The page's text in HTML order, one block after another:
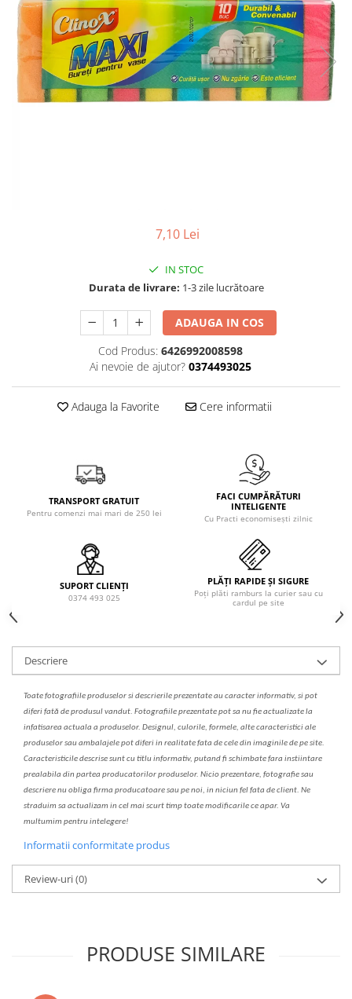
Detergent pardoseala
Detergent toaleta
Echipamente de curăţenie
Folie aluminiu,folie alimentara
Solutie de indepartat rugina si
Indepartarea parului
Ingrijirea buzei
Lotiune de corp
Pachete de cadouri
Produse pentru curatarea tenului
Sapun lichid, sapun
pentru par, masca de par
7,10 Lei
IN STOC
Durata de livrare: 1-3 zile lucrătoare
ADAUGA IN COS
Cod Produs: 6426992008598
Ai nevoie de ajutor? 0374493025
Adauga la Favorite Cere informatii
TRANSPORT GRATUIT
Pentru comenzi mai mari de 250 lei
FACI CUMPĂRĂTURI
INTELIGENTE
Cu Practi economisești zilnic
SUPORT CLIENȚI
0374 493 025
PLĂȚI RAPIDE ȘI SIGURE
Poți plăti ramburs la curier sau cu
cardul pe site
Descriere
Toate fotografiile produselorsidescrierileprezentate au caracter informativ, si pot
diferi fată de produsul vandut. Fotografiile prezentate pot sa nu fie actualizate la
infatisarea actuala a produselor. Designul, culorile, formele, alte caracteristici ale
produselor sau ambalajele pot diferi in realitate fata de cele din imaginile de pe site.
Caracteristicile descrise sunt cu titlu informativ, putand fi schimbate fara instiintare
prealabila din partea producatorilor produselor. Nicio prezentare, fotografie sau
descriere nu obliga firma producatoare sau pe noi, in niciun fel fata de client. Ne
straduim sa actualizam in cel mai scurt timp toate modificarile ce apar. Va
multumim pentru intelegere!
Informatii conformitate produs
Review-uri(0)
PRODUSE SIMILARE